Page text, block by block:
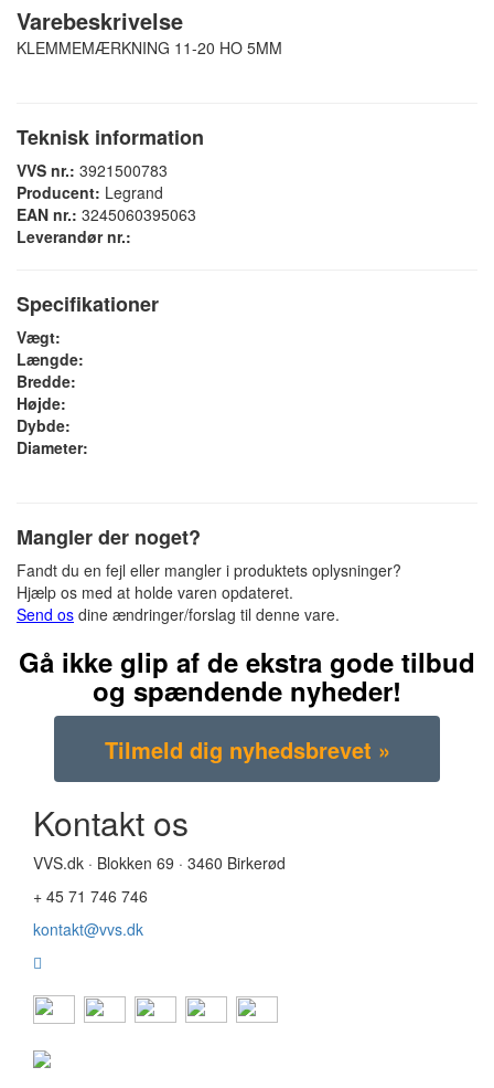
Varebeskrivelse
KLEMMEMÆRKNING 11-20 HO 5MM
Teknisk information
VVS nr.: 3921500783
Producent: Legrand
EAN nr.: 3245060395063
Leverandør nr.:
Specifikationer
Vægt:
Længde:
Bredde:
Højde:
Dybde:
Diameter:
Mangler der noget?
Fandt du en fejl eller mangler i produktets oplysninger?
Hjælp os med at holde varen opdateret.
Send os dine ændringer/forslag til denne vare.
Gå ikke glip af de ekstra gode tilbud
og spændende nyheder!
Kontakt os
VVS.dk · Blokken 69 · 3460 Birkerød
+ 45 71 746 746
kontakt@vvs.dk